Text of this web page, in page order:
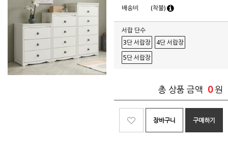
배송비
(착불)
서랍 단수
3단 서랍장
4단 서랍장
5단 서랍장
총 상품 금액 0 원
장바구니 구매하기